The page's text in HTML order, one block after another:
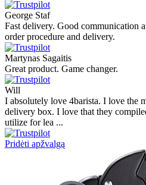
George Staf
Fast delivery. Good communication
order procedure and delivery.
Martynas Sagaitis
Great product. Game changer.
Will
I absolutely love 4barista. I love the
delivery box. I love that they
utilize for lea ...
Pridėti apžvalgą